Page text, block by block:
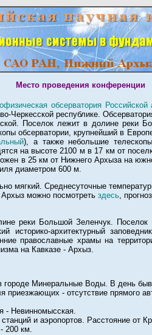
Место проведения конференции
обсерватория Российской
Черкесской республике.
Поселок лежит в долине реки
обсерватории, крупнейший в
), а также небольшие
на высоте 2100 м в 17 км от
в 25 км от Нижнего Архыза на
диаметром 600 м.
мягкий. Среднесуточные
можно посмотретьздесь,
реки Большой Зеленчук.
историко-архитектурный
православные храмы на
на Кавказе - Архыз.
Минеральные Воды. В день
приезжающих - отсутствие прямого
- Невинномысская.
и аэропортов. Расстояние от
200 км.